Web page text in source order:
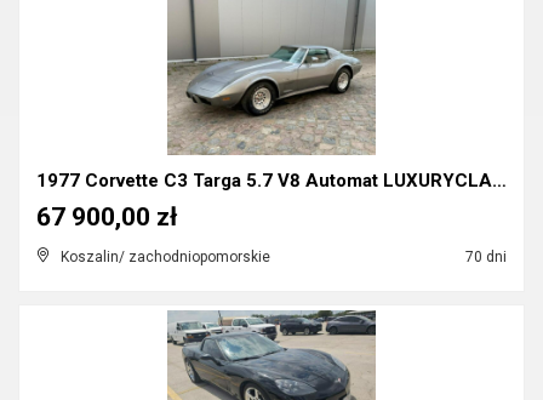
1977 Corvette C3 Targa 5.7 V8 Automat LUXURYCLASSI...
Koszalin/ zachodniopomorskie 70 dni
67 900,00 zł